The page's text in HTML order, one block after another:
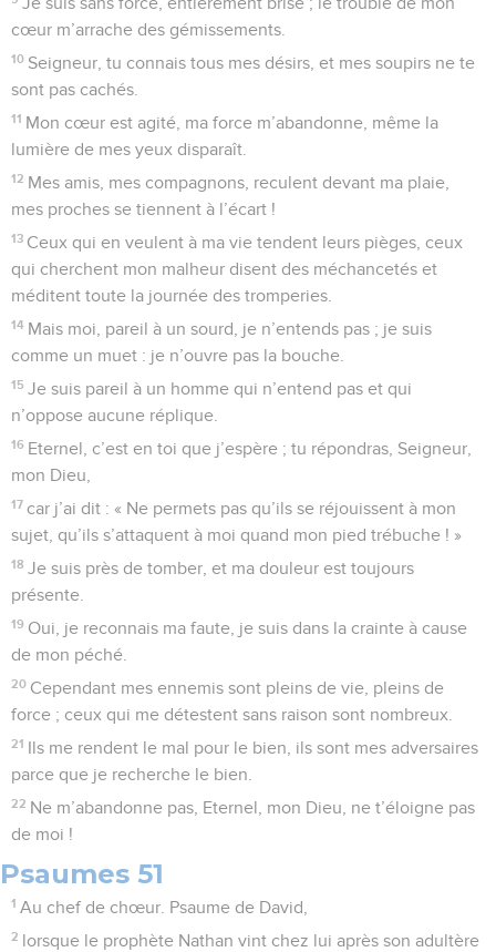
cœur m’arrache des gémissements.
10 Seigneur, tu connais tous mes désirs, et mes soupirs ne te
sont pas cachés.
11 Mon cœur est agité, ma force m’abandonne, même la
lumière de mes yeux disparaît.
12 Mes amis, mes compagnons, reculent devant ma plaie,
mes proches se tiennent à l’écart !
13 Ceux qui en veulent à ma vie tendent leurs pièges, ceux
qui cherchent mon malheur disent des méchancetés et
méditent toute la journée des tromperies.
14 Mais moi, pareil à un sourd, je n’entends pas ; je suis
comme un muet : je n’ouvre pas la bouche.
15 Je suis pareil à un homme qui n’entend pas et qui
n’oppose aucune réplique.
16 Eternel, c’est en toi que j’espère ; tu répondras, Seigneur,
mon Dieu,
17 car j’ai dit : « Ne permets pas qu’ils se réjouissent à mon
sujet, qu’ils s’attaquent à moi quand mon pied trébuche ! »
18 Je suis près de tomber, et ma douleur est toujours
présente.
19 Oui, je reconnais ma faute, je suis dans la crainte à cause
de mon péché.
20 Cependant mes ennemis sont pleins de vie, pleins de
force ; ceux qui me détestent sans raison sont nombreux.
21
Ils me rendent le mal pour le bien, ils sont mes adversaires
parce que je recherche le bien.
22 Ne m’abandonne pas, Eternel, mon Dieu, ne t’éloigne pas
de moi !
Psaumes 51
1 Au chef de chœur. Psaume de David,
2
lorsque le prophète Nathan vint chez lui après son adultère